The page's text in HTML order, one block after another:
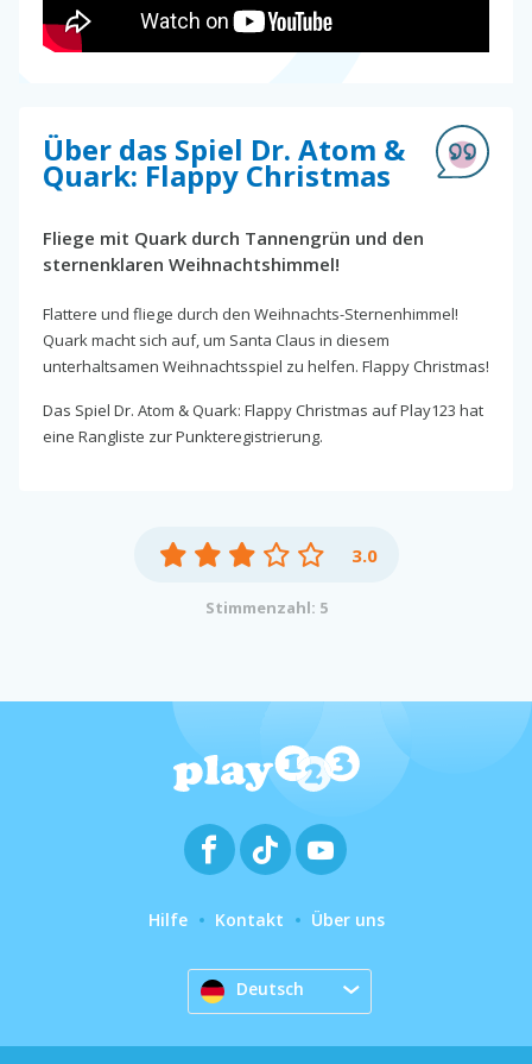
Über das Spiel Dr. Atom &
Quark: Flappy Christmas
Fliege mit Quark durch Tannengrün und den
sternenklaren Weihnachtshimmel!
Flattere und fliege durch den Weihnachts-Sternenhimmel!
Quark macht sich auf, um Santa Claus in diesem
unterhaltsamen Weihnachtsspiel zu helfen. Flappy Christmas!
Das Spiel Dr. Atom & Quark: Flappy Christmas auf Play123 hat
eine Rangliste zur Punkteregistrierung.
3.0
Stimmenzahl: 5
Hilfe Kontakt Über uns
Deutsch